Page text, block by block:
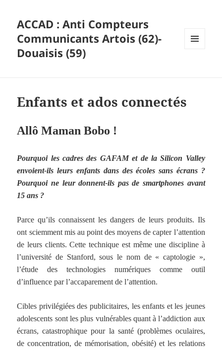
ACCAD : Anti Compteurs
Communicants Artois (62)-
Douaisis (59)
Enfants et ados connectés
Allô Maman Bobo !
Pourquoi les cadres des GAFAM et de la Silicon Valley
envoient-ils leurs enfants dans des écoles sans écrans ?
Pourquoi ne leur donnent-ils pas de smartphones avant
15 ans ?
Parce qu’ils connaissent les dangers de leurs produits. Ils
ont sciemment mis au point des moyens de capter l’attention
de leurs clients. Cette technique est même une discipline à
l’université de Stanford, sous le nom de « captologie »,
l’étude des technologies numériques comme outil
d’influence par l’accaparement de l’attention.
Cibles privilégiées des publicitaires, les enfants et les jeunes
adolescents sont les plus vulnérables quant à l’addiction aux
écrans, catastrophique pour la santé (problèmes oculaires,
de concentration, de mémorisation, obésité) et les relations